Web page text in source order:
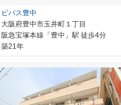
ビバス豊中
大阪府豊中市玉井町１丁目
阪急宝塚本線「豊中」駅 徒歩4分
築21年